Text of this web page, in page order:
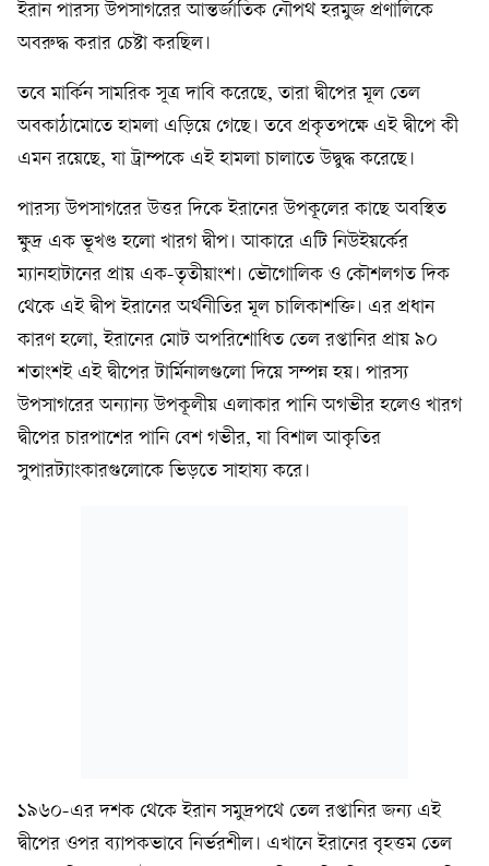
ইরান পারস্য উপসাগরের আন্তর্জাতিক নৌপথ হরমুজ প্রণালিকে
অবরুদ্ধ করার চেষ্টা করছিল।
তবে মার্কিন সামরিক সূত্র দাবি করেছে, তারা দ্বীপের মূল তেল
অবকাঠামোতে হামলা এড়িয়ে গেছে। তবে প্রকৃতপক্ষে এই দ্বীপে কী
এমন রয়েছে, যা ট্রাম্পকে এই হামলা চালাতে উদ্বুদ্ধ করেছে।
পারস্য উপসাগরের উত্তর দিকে ইরানের উপকূলের কাছে অবস্থিত
ক্ষুদ্র এক ভূখণ্ড হলো খারগ দ্বীপ। আকারে এটি নিউইয়র্কের
ম্যানহাটানের প্রায় এক-তৃতীয়াংশ। ভৌগোলিক ও কৌশলগত দিক
থেকে এই দ্বীপ ইরানের অর্থনীতির মূল চালিকাশক্তি। এর প্রধান
কারণ হলো, ইরানের মোট অপরিশোধিত তেল রপ্তানির প্রায় ৯০
শতাংশই এই দ্বীপের টার্মিনালগুলো দিয়ে সম্পন্ন হয়। পারস্য
উপসাগরের অন্যান্য উপকূলীয় এলাকার পানি অগভীর হলেও খারগ
দ্বীপের চারপাশের পানি বেশ গভীর, যা বিশাল আকৃতির
সুপারট্যাংকারগুলোকে ভিড়তে সাহায্য করে।
১৯৬০-এর দশক থেকে ইরান সমুদ্রপথে তেল রপ্তানির জন্য এই
দ্বীপের ওপর ব্যাপকভাবে নির্ভরশীল। এখানে ইরানের বৃহত্তম তেল